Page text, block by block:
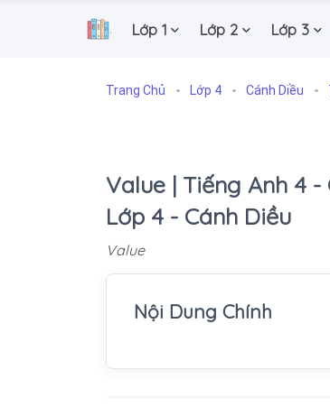
. Lớp 1 Lớp 2 Lớp 3
Trang Chủ Lớp 4 Cánh Diều
Value | Tiếng Anh 4
Lớp 4 - Cánh Diều
Value
Nội Dung Chính